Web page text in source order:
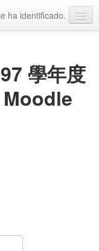
ha identificado.
學年度
Moodle